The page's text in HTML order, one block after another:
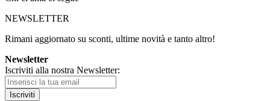
NEWSLETTER
Rimani aggiornato su sconti, ultime novità e tanto altro!
Newsletter
Iscriviti alla nostra Newsletter:
Iscriviti